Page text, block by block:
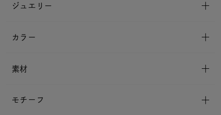
ジュエリー
カラー
素材
モチーフ